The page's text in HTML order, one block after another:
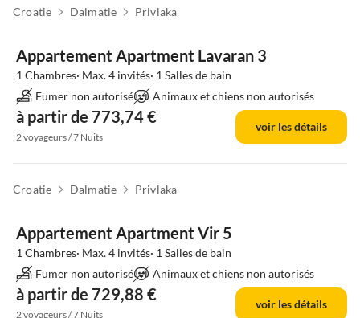
Croatie Dalmatie Privlaka
Appartement Apartment Lavaran 3
1 Chambres· Max. 4 invités· 1 Salles de bain
Fumer non autorisé
Animaux et chiens non autorisés
à partir de 773,74 €
2 voyageurs / 7 Nuits
voir les détails
Croatie Dalmatie Privlaka
Appartement Apartment Vir 5
1 Chambres· Max. 4 invités· 1 Salles de bain
Fumer non autorisé
Animaux et chiens non autorisés
à partir de 729,88 €
2 voyageurs / 7 Nuits
voir les détails